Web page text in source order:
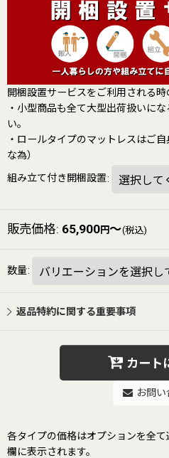
開梱設置サービスをご利用される時
・小型商品も全て大型出荷扱いに
い。
・ロールタイプのマットレスはご
な為）
組み立て付き開梱設置:
販売価格: 65,900円～(税込)
数量:
返品特約に関する重要事項
カート
お問い
各タイプの価格はオプションを全
欄に表示されます。